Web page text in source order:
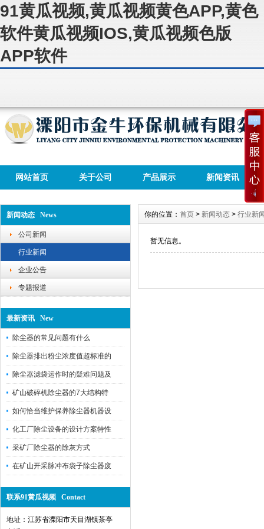
91黄瓜视频,黄瓜视频黄色APP,黄色
软件黄瓜视频IOS,黄瓜视频色版
APP软件
网站首页 关于公司 产品展示 新闻资讯
新闻动态 News
公司新闻
行业新闻
企业公告
专题报道
最新资讯 New
除尘器的常见问题有什么
除尘器排出粉尘浓度值超标准的
除尘器滤袋运作时的疑难问题及
矿山破碎机除尘器的7大结构特
如何恰当维护保养除尘器机器设
化工厂除尘设备的设计方案特性
采矿厂除尘器的除灰方式
在矿山开采脉冲布袋子除尘器废
联系91黄瓜视频 Contact
地址：江苏省溧阳市天目湖镇茶亭
你的位置： 首页 > 新闻动态 > 行业新
暂无信息。